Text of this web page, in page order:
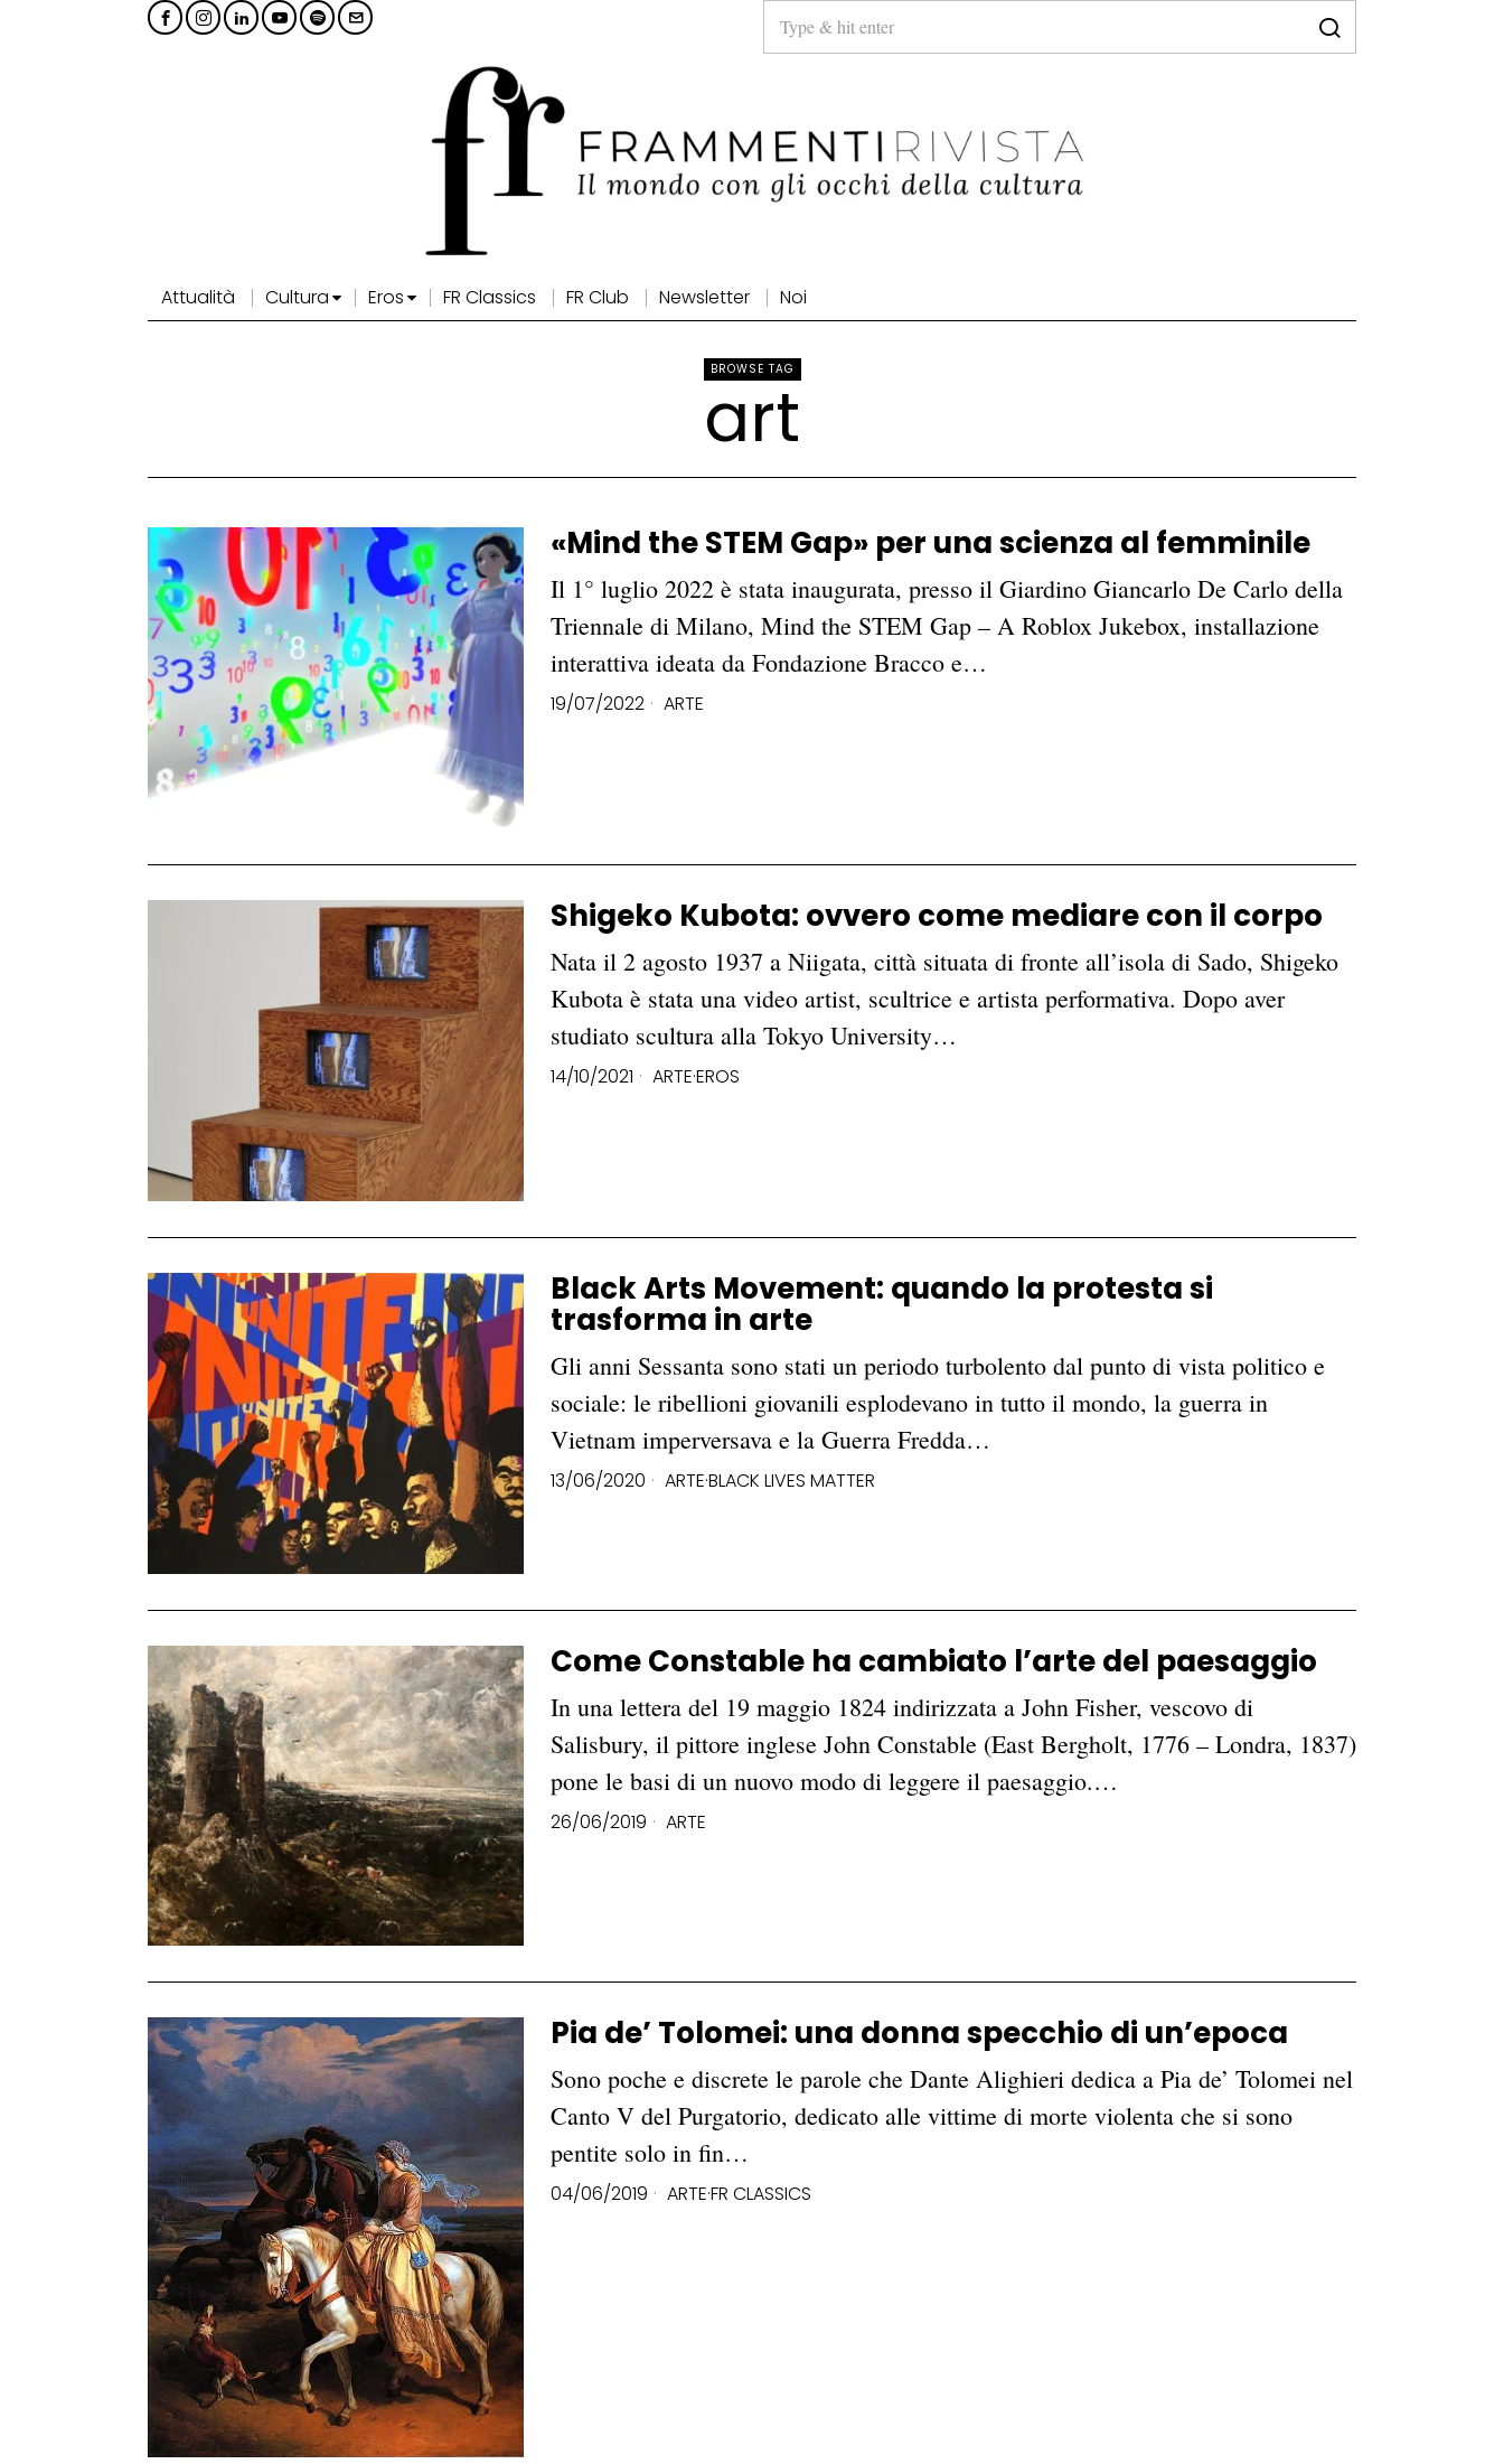
Attualità Cultura Eros FR Classics FR Club Newsletter Noi
BROWSE TAG
art
«Mind the STEM Gap» per una scienza al femminile
Il 1° luglio 2022 è stata inaugurata, presso il Giardino Giancarlo De Carlo della
Triennale di Milano, Mind the STEM Gap – A Roblox Jukebox, installazione
interattiva ideata da Fondazione Bracco e…
19/07/2022 ARTE
Shigeko Kubota: ovvero come mediare con il corpo
Nata il 2 agosto 1937 a Niigata, città situata di fronte all’isola di Sado, Shigeko
Kubota è stata una video artist, scultrice e artista performativa. Dopo aver
studiato scultura alla Tokyo University…
14/10/2021 ARTE·EROS
Black Arts Movement: quando la protesta si
trasforma in arte
Gli anni Sessanta sono stati un periodo turbolento dal punto di vista politico e
sociale: le ribellioni giovanili esplodevano in tutto il mondo, la guerra in
Vietnam imperversava e la Guerra Fredda…
13/06/2020 ARTE·BLACK LIVES MATTER
Come Constable ha cambiato l’arte del paesaggio
In una lettera del 19 maggio 1824 indirizzata a John Fisher, vescovo di
Salisbury, il pittore inglese John Constable (East Bergholt, 1776 – Londra, 1837)
pone le basi di un nuovo modo di leggere il paesaggio.…
26/06/2019 ARTE
Pia de’ Tolomei: una donna specchio di un’epoca
Sono poche e discrete le parole che Dante Alighieri dedica a Pia de’ Tolomei nel
Canto V del Purgatorio, dedicato alle vittime di morte violenta che si sono
pentite solo in fin…
04/06/2019 ARTE·FR CLASSICS